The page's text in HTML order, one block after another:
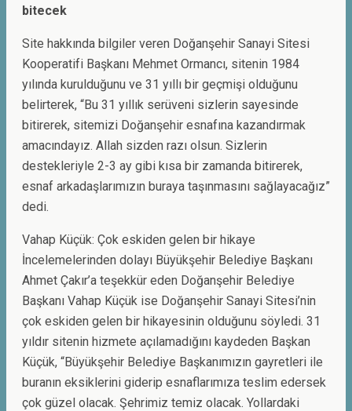
bitecek
Site hakkında bilgiler veren Doğanşehir Sanayi Sitesi
Kooperatifi Başkanı Mehmet Ormancı, sitenin 1984
yılında kurulduğunu ve 31 yıllı bir geçmişi olduğunu
belirterek, “Bu 31 yıllık serüveni sizlerin sayesinde
bitirerek, sitemizi Doğanşehir esnafına kazandırmak
amacındayız. Allah sizden razı olsun. Sizlerin
destekleriyle 2-3 ay gibi kısa bir zamanda bitirerek,
esnaf arkadaşlarımızın buraya taşınmasını sağlayacağız”
dedi.
Vahap Küçük: Çok eskiden gelen bir hikaye
İncelemelerinden dolayı Büyükşehir Belediye Başkanı
Ahmet Çakır’a teşekkür eden Doğanşehir Belediye
Başkanı Vahap Küçük ise Doğanşehir Sanayi Sitesi’nin
çok eskiden gelen bir hikayesinin olduğunu söyledi. 31
yıldır sitenin hizmete açılamadığını kaydeden Başkan
Küçük, “Büyükşehir Belediye Başkanımızın gayretleri ile
buranın eksiklerini giderip esnaflarımıza teslim edersek
çok güzel olacak. Şehrimiz temiz olacak. Yollardaki